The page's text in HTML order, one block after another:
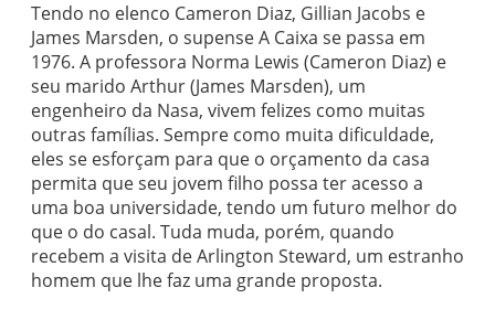
Tendo no elenco Cameron Diaz, Gillian Jacobs e
James Marsden, o supense A Caixa se passa em
1976. A professora Norma Lewis (Cameron Diaz) e
seu marido Arthur (James Marsden), um
engenheiro da Nasa, vivem felizes como muitas
outras famílias. Sempre como muita dificuldade,
eles se esforçam para que o orçamento da casa
permita que seu jovem filho possa ter acesso a
uma boa universidade, tendo um futuro melhor do
que o do casal. Tuda muda, porém, quando
recebem a visita de Arlington Steward, um estranho
homem que lhe faz uma grande proposta.